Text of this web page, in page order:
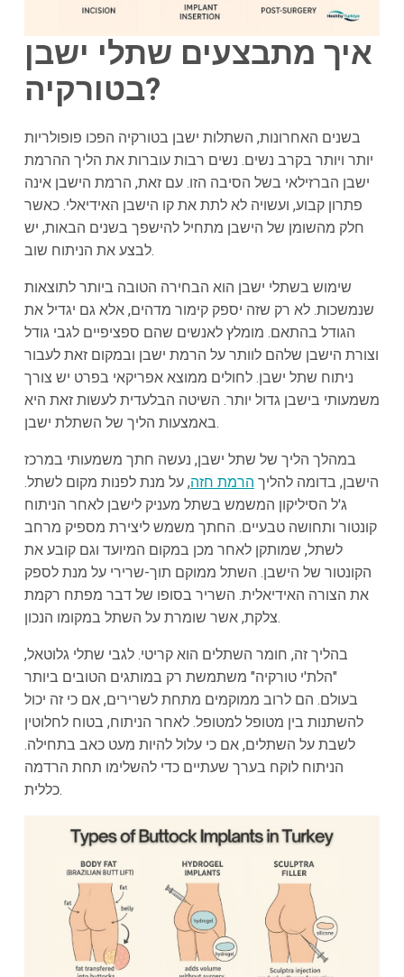
איך מתבצעים שתלי ישבן
בטורקיה?
בשנים האחרונות, השתלות ישבן בטורקיה הפכו פופולריות
יותר ויותר בקרב נשים. נשים רבות עוברות את הליך ההרמת
ישבן הברזילאי בשל הסיבה הזו. עם זאת, הרמת הישבן אינה
פתרון קבוע, ועשויה לא לתת את קו הישבן האידיאלי. כאשר
חלק מהשומן של הישבן מתחיל להישפך בשנים הבאות, יש
לבצע את הניתוח שוב.
שימוש בשתלי ישבן הוא הבחירה הטובה ביותר לתוצאות
שנמשכות. לא רק שזה יספק קימור מדהים, אלא גם יגדיל את
הגודל בהתאם. מומלץ לאנשים שהם ספציפיים לגבי גודל
וצורת הישבן שלהם לוותר על הרמת ישבן ובמקום זאת לעבור
ניתוח שתל ישבן. לחולים ממוצא אפריקאי בפרט יש צורך
משמעותי בישבן גדול יותר. השיטה הבלעדית לעשות זאת היא
באמצעות הליך של השתלת ישבן.
במהלך הליך של שתל ישבן, נעשה חתך משמעותי במרכז
הישבן, בדומה להליך הרמת חזה, על מנת לפנות מקום לשתל.
ג'ל הסיליקון המשמש בשתל מעניק לישבן לאחר הניתוח
קונטור ותחושה טבעיים. החתך משמש ליצירת מספיק מרחב
לשתל, שמותקן לאחר מכן במקום המיועד וגם קובע את
הקונטור של הישבן. השתל ממוקם תוך-שרירי על מנת לספק
את הצורה האידיאלית. השריר בסופו של דבר מפתח רקמת
צלקת, אשר שומרת על השתל במקומו הנכון.
בהליך זה, חומר השתלים הוא קריטי. לגבי שתלי גלוטאל,
"הלת'י טורקיה" משתמשת רק במותגים הטובים ביותר
בעולם. הם לרוב ממוקמים מתחת לשרירים, אם כי זה יכול
להשתנות בין מטופל למטופל. לאחר הניתוח, בטוח לחלוטין
לשבת על השתלים, אם כי עלול להיות מעט כאב בתחילה.
הניתוח לוקח בערך שעתיים כדי להשלימו תחת הרדמה
כללית.